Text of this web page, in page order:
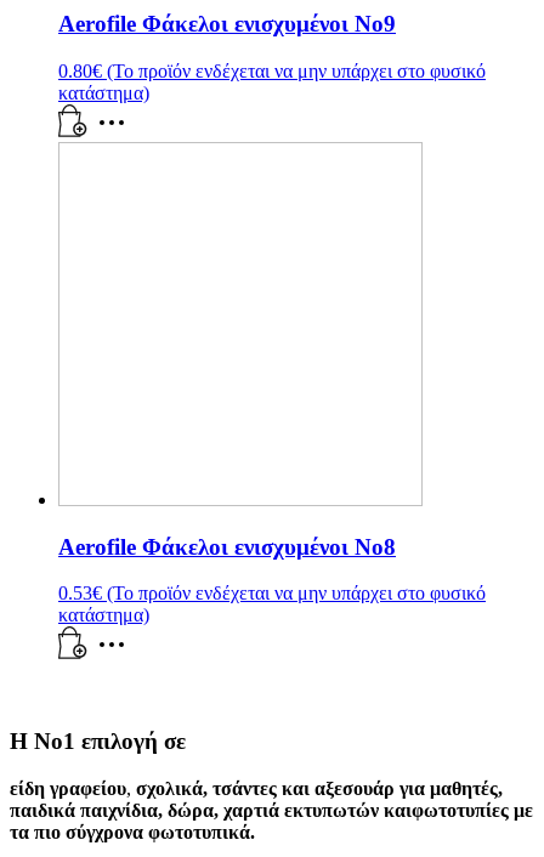
Aerofile Φάκελοι ενισχυμένοι No9
0.80€ (Το προϊόν ενδέχεται να μην υπάρχει στο φυσικό
κατάστημα)
Aerofile Φάκελοι ενισχυμένοι No8
0.53€ (Το προϊόν ενδέχεται να μην υπάρχει στο φυσικό
κατάστημα)
Η Νο1 επιλογή σε
είδη γραφείου, σχολικά, τσάντες και αξεσουάρ για μαθητές,
παιδικά παιχνίδια, δώρα, χαρτιά εκτυπωτών καιφωτοτυπίες με
τα πιο σύγχρονα φωτοτυπικά.